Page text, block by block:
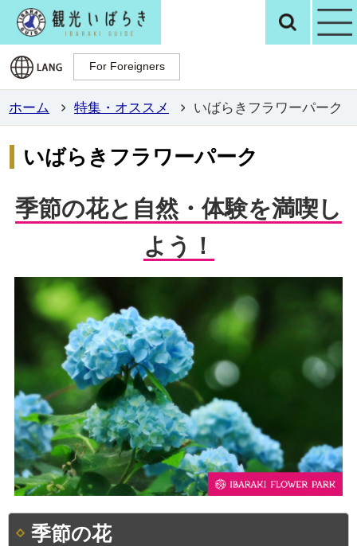
観光いばらき検
For Foreigners
For Foreigners
ホーム 特集・オススメ いばらきフラワーパーク
いばらきフラワーパーク
季節の花と自然・体験を満喫し
よう！
季節の花